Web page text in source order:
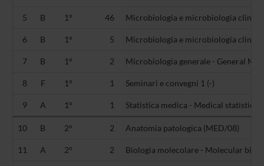
5 B 1° 46 Microbiologia e microbiologia
6 B 1° 5 Microbiologia e microbiologia
7 B 1° 2 Microbiologia generale - General
8 F 1° 1 Seminari e convegni 1 (-)
9 A 1° 1 Statistica medica - Medical statistics
10 B 2° 2 Anatomia patologica (MED/08)
11 A 2° 2 Biologia molecolare - Molecular